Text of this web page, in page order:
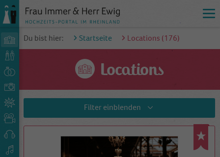
Du bist hier: Startseite Locations (176)
Locations
Filter einblenden